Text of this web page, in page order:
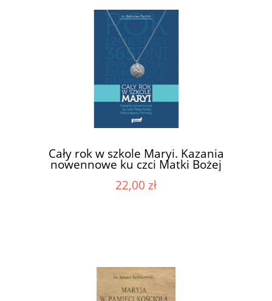
Cały rok w szkole Maryi. Kazania
nowennowe ku czci Matki Bożej
22,00 zł